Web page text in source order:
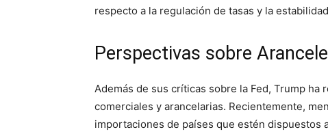
respecto a la regulación de tasas y la
Perspectivas sobre
Además de sus críticas sobre la Fed, Trump
comerciales y arancelarias. Recientemente,
importaciones de países que estén dispuestos